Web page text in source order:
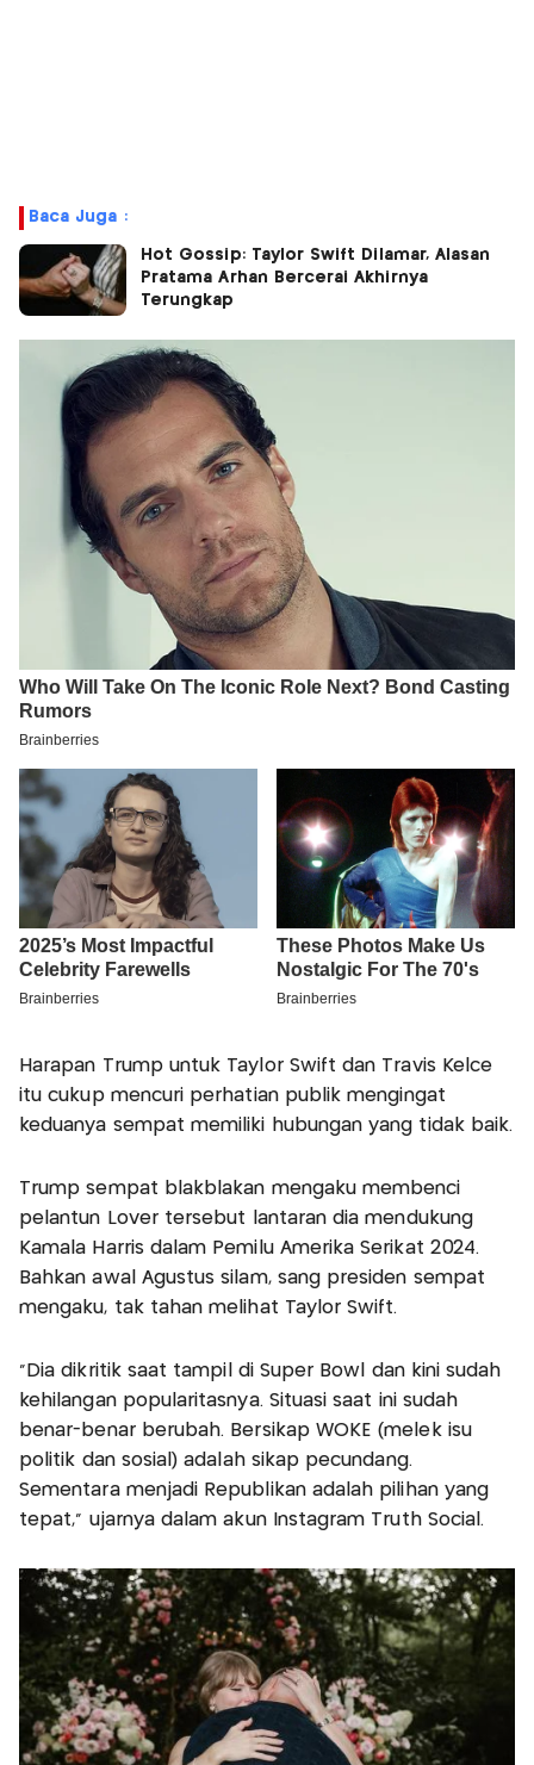
Baca Juga :
Hot Gossip: Taylor Swift Dilamar, Alasan
Pratama Arhan Bercerai Akhirnya
Terungkap
Harapan Trump untuk Taylor Swift dan Travis Kelce
itu cukup mencuri perhatian publik mengingat
keduanya sempat memiliki hubungan yang tidak baik.
Trump sempat blakblakan mengaku membenci
pelantun Lover tersebut lantaran dia mendukung
Kamala Harris dalam Pemilu Amerika Serikat 2024.
Bahkan awal Agustus silam, sang presiden sempat
mengaku, tak tahan melihat Taylor Swift.
“Dia dikritik saat tampil di Super Bowl dan kini sudah
kehilangan popularitasnya. Situasi saat ini sudah
benar-benar berubah. Bersikap WOKE (melek isu
politik dan sosial) adalah sikap pecundang.
Sementara menjadi Republikan adalah pilihan yang
tepat,” ujarnya dalam akun Instagram Truth Social.